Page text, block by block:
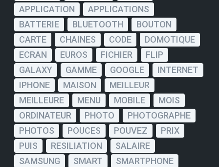
APPLICATION
APPLICATIONS
BATTERIE
BLUETOOTH
BOUTON
CARTE
CHAINES CODE
DOMOTIQUE
ECRAN
EUROS FICHIER
FLIP
GALAXY
GAMME GOOGLE
INTERNET
IPHONE
MAISON
MEILLEUR
MEILLEURE
MENU MOBILE
MOIS
ORDINATEUR
PHOTO
PHOTOGRAPHE
PHOTOS
POUCES POUVEZ
PRIX
PUIS
RESILIATION
SALAIRE
SAMSUNG
SMART
SMARTPHONE